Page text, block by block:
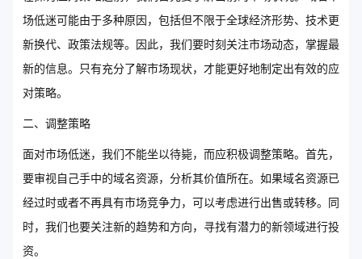
场低迷可能由于多种原因，包括但不限于全球经济形势、技术更
新换代、政策法规等。因此，我们要时刻关注市场动态，掌握最
新的信息。只有充分了解市场现状，才能更好地制定出有效的应
对策略。
二、调整策略
面对市场低迷，我们不能坐以待毙，而应积极调整策略。首先，
要审视自己手中的域名资源，分析其价值所在。如果域名资源已
经过时或者不再具有市场竞争力，可以考虑进行出售或转移。同
时，我们也要关注新的趋势和方向，寻找有潜力的新领域进行投
资。